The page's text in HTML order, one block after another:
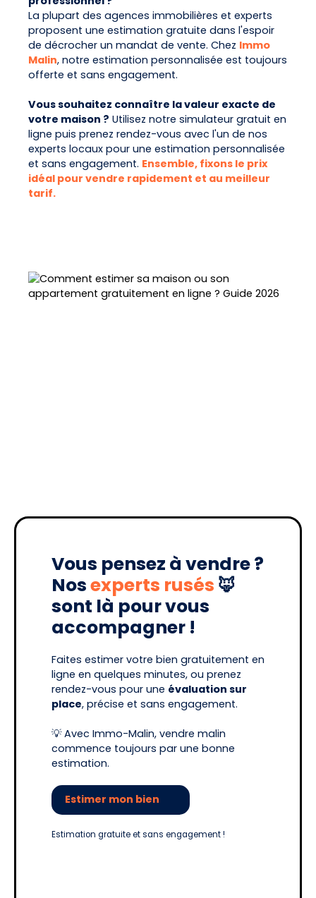
La plupart des agences immobilières et experts
proposent une estimation gratuite dans l'espoir
de décrocher un mandat de vente. Chez Immo
Malin, notre estimation personnalisée est toujours
offerte et sans engagement.
Vous souhaitez connaître la valeur exacte de
votre maison ? Utilisez notre simulateur gratuit en
ligne puis prenez rendez-vous avec l'un de nos
experts locaux pour une estimation personnalisée
et sans engagement. Ensemble, fixons le prix
idéal pour vendre rapidement et au meilleur
tarif.
Vous pensez à vendre ?
Nosexperts rusés 🦊
sont là pour vous
accompagner !
Faites estimer votre bien gratuitement en
ligne en quelques minutes, ou prenez
rendez-vous pour une évaluation sur
place, précise et sans engagement.
💡 Avec Immo-Malin, vendre malin
commence toujours par une bonne
estimation.
Estimer mon bien
Estimation gratuite et sans engagement !